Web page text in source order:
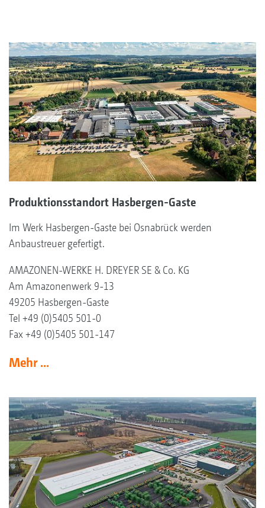
Produktionsstandort Hasbergen-Gaste
Im Werk Hasbergen-Gaste bei Osnabrück werden
Anbaustreuer gefertigt.
AMAZONEN-WERKE H. DREYER SE & Co. KG
Am Amazonenwerk 9-13
49205 Hasbergen-Gaste
Tel +49 (0)5405 501-0
Fax +49 (0)5405 501-147
Mehr ...